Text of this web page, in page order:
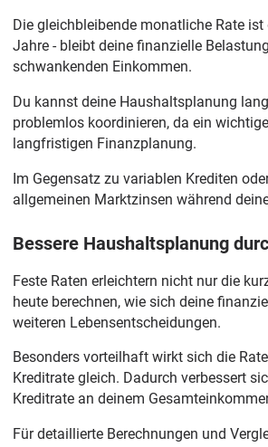
Die gleichbleibende monatliche Rate
Jahre - bleibt deine finanzielle
schwankenden Einkommen.
Du kannst deine Haushaltsplanung
problemlos koordinieren, da ein
langfristigen Finanzplanung.
Im Gegensatz zu variablen Krediten
allgemeinen Marktzinsen während
Bessere Haushaltsplanung
Feste Raten erleichtern nicht nur die
heute berechnen, wie sich deine
weiteren Lebensentscheidungen.
Besonders vorteilhaft wirkt sich die
Kreditrate gleich. Dadurch verbessert
Kreditrate an deinem
Für detaillierte Berechnungen und